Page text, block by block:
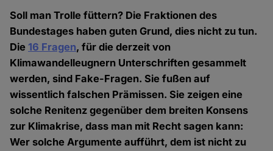
Soll man Trolle füttern? Die Fraktionen des
Bundestages haben guten Grund, dies nicht zu tun.
Die 16 Fragen, für die derzeit von
Klimawandelleugnern Unterschriften gesammelt
werden, sind Fake-Fragen. Sie fußen auf
wissentlich falschen Prämissen. Sie zeigen eine
solche Renitenz gegenüber dem breiten Konsens
zur Klimakrise, dass man mit Recht sagen kann:
Wer solche Argumente aufführt, dem ist nicht zu